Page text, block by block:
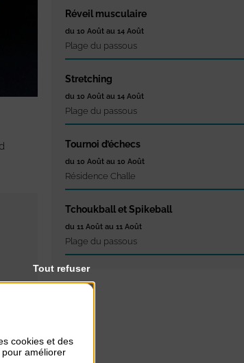
Réveil musculaire
du 10 Août au 14 Août
Plage du passous
Stretching
du 10 Août au 14 Août
Plage du passous
Tournoi d’échecs
du 10 Août au 10 Août
Résidence Challe
Tchoukball et Spikeball
du 11 Août au 11 Août
Plage du passous
cookies et des
améliorer
Tout refuser